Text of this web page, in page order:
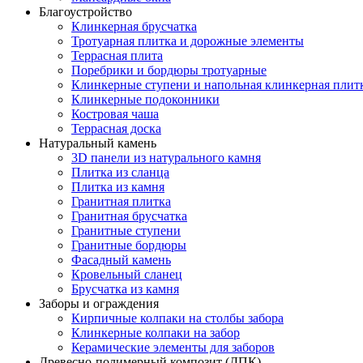
Благоустройство
Клинкерная брусчатка
Тротуарная плитка и дорожные элементы
Террасная плита
Поребрики и бордюры тротуарные
Клинкерные ступени и напольная клинкерная
Клинкерные подоконники
Костровая чаша
Террасная доска
Натуральный камень
3D панели из натурального камня
Плитка из сланца
Плитка из камня
Гранитная плитка
Гранитная брусчатка
Гранитные ступени
Гранитные бордюры
Фасадный камень
Кровельный сланец
Брусчатка из камня
Заборы и ограждения
Кирпичные колпаки на столбы забора
Клинкерные колпаки на забор
Керамические элементы для заборов